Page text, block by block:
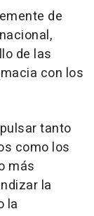
de
de las
con los
tanto
como los
más
la
la